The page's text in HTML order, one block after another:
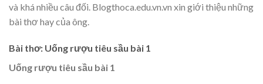
và khá nhiều câu đối. Blogthoca.edu.vn.vn xin giới thiệu những
bài thơ hay của ông.
Bài thơ: Uống rượu tiêu sầu bài 1
Uống rượu tiêu sầu bài 1